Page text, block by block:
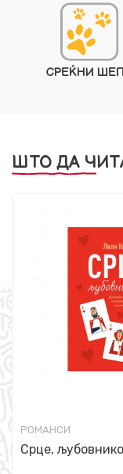
СРЕЌНИ
ШТО ДА
РОМАНСИ
Срце,